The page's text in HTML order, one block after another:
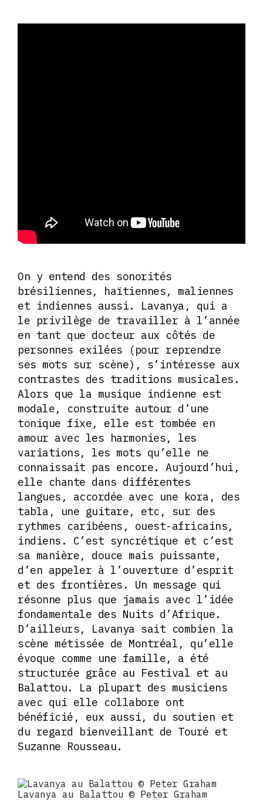
On y entend des sonorités
brésiliennes, haïtiennes, maliennes
et indiennes aussi. Lavanya, qui a
le privilège de travailler à l’année
en tant que docteur aux côtés de
personnes exilées (pour reprendre
ses mots sur scène), s’intéresse aux
contrastes des traditions musicales.
Alors que la musique indienne est
modale, construite autour d’une
tonique fixe, elle est tombée en
amour avec les harmonies, les
variations, les mots qu’elle ne
connaissait pas encore. Aujourd’hui,
elle chante dans différentes
langues, accordée avec une kora, des
tabla, une guitare, etc, sur des
rythmes caribéens, ouest-africains,
indiens. C’est syncrétique et c’est
sa manière, douce mais puissante,
d’en appeler à l’ouverture d’esprit
et des frontières. Un message qui
résonne plus que jamais avec l’idée
fondamentale des Nuits d’Afrique.
D’ailleurs, Lavanya sait combien la
scène métissée de Montréal, qu’elle
évoque comme une famille, a été
structurée grâce au Festival et au
Balattou. La plupart des musiciens
avec qui elle collabore ont
bénéficié, eux aussi, du soutien et
du regard bienveillant de Touré et
Suzanne Rousseau.
Lavanya au Balattou © Peter Graham